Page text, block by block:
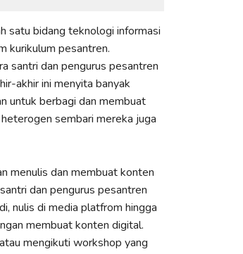
satu bidang teknologi informasi
kurikulum pesantren.
santri dan pengurus pesantren
akhir ini menyita banyak
untuk berbagi dan membuat
sembari mereka juga
menulis dan membuat konten
dan pengurus pesantren
nulis di media platfrom hingga
membuat konten digital.
mengikuti workshop yang